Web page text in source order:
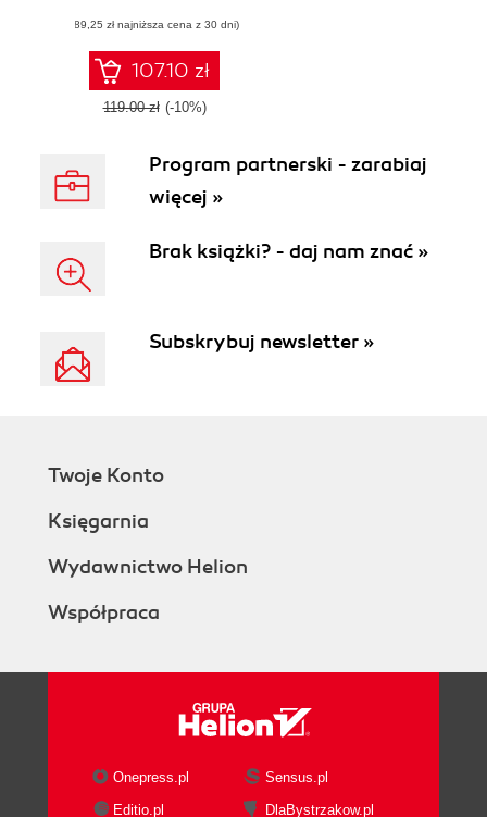
real-world
applications
(89,25 zł najniższa cena z 30 dni)
107.10 zł
119.00 zł (-10%)
Program partnerski - zarabiaj
więcej »
Brak książki? - daj nam znać »
Subskrybuj newsletter »
Twoje Konto
Księgarnia
Wydawnictwo Helion
Współpraca
Onepress.pl
Sensus.pl
Editio.pl
DlaBystrzakow.pl